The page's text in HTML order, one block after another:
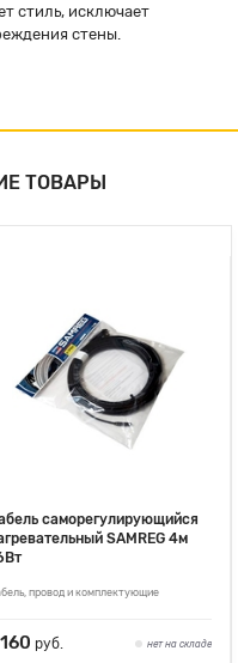
стиль, исключает
стены.
ТОВАРЫ
саморегулирующийся
SAMREG 4м
провод и комплектующие
руб. нет на складе